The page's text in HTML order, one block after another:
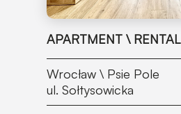
APARTMENT \ RENTAL
Wrocław \ Psie Pole
ul. Sołtysowicka